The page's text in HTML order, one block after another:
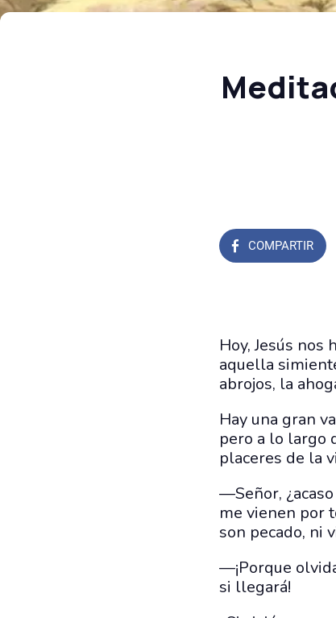
COMPARTIR
Hoy, Jesús
aquella
abrojos, la
Hay una gran
pero a lo largo
placeres de la
—Señor,
me vienen por
son pecado, ni
—¡Porque
si llegará!